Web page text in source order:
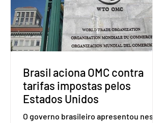
Brasil aciona OMC contra
tarifas impostas pelos
Estados Unidos
O governo brasileiro apresentou nesta